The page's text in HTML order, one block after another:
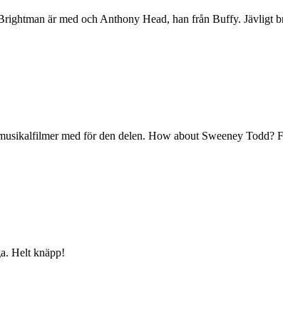
är med och Anthony Head, han från Buffy. Jävligt
med för den delen. How about Sweeney Todd?
Helt knäpp!